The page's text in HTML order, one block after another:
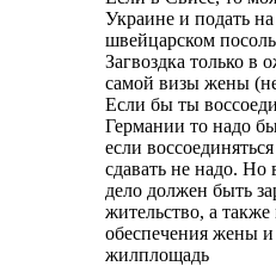
Украине и подать
швейцарском
Загвоздка только в
самой визы жены
Если бы ты
Германии то надо
если
сдавать не надо. Но
дело должен быть
жительство, а
обеспечения жены
жилплощадь